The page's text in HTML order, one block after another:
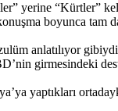
yerine “Kürtler”
boyunca tam
anlatılıyor
girmesindeki
yaptıkları